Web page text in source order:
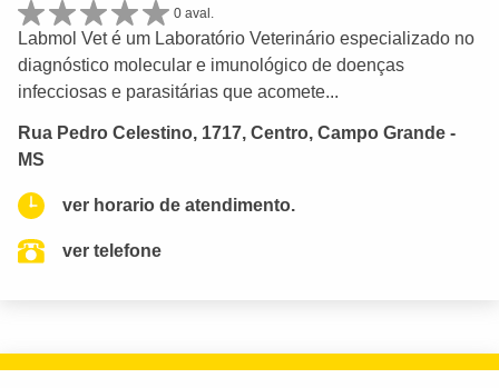
0 aval.
Labmol Vet é um Laboratório Veterinário especializado no
diagnóstico molecular e imunológico de doenças
infecciosas e parasitárias que acomete...
Rua Pedro Celestino, 1717, Centro, Campo Grande -
MS
ver horario de atendimento.
ver telefone